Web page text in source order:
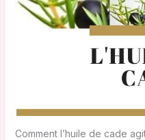
Comment l’huile de cade